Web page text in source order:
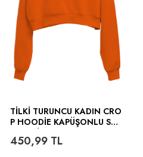
TILKI TURUNCU KADIN CRO
P HOODIE KAPÜŞONLU SW
450,99 TL